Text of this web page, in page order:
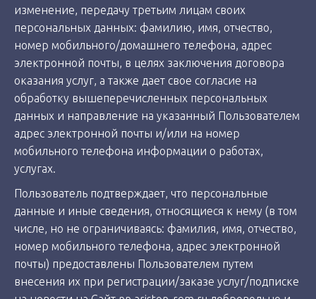
изменение, передачу третьим лицам своих
персональных данных: фамилию, имя, отчество,
номер мобильного/домашнего телефона, адрес
электронной почты, в целях заключения договора
оказания услуг, а также дает свое согласие на
обработку вышеперечисленных персональных
данных и направление на указанный Пользователем
адрес электронной почты и/или на номер
мобильного телефона информации о работах,
услугах.
Пользователь подтверждает, что персональные
данные и иные сведения, относящиеся к нему (в том
числе, но не ограничиваясь: фамилия, имя, отчество,
номер мобильного телефона, адрес электронной
почты) предоставлены Пользователем путем
внесения их при регистрации/заказе услуг/подписке